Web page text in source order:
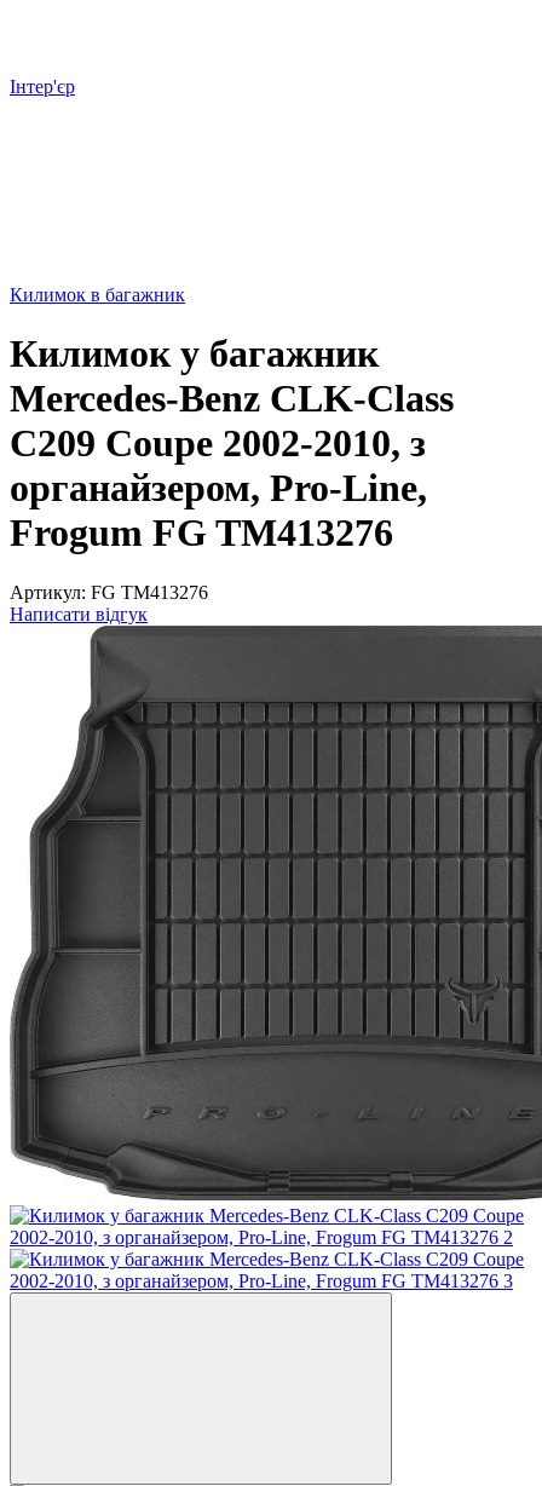
Інтер'єр
Килимок в багажник
Килимок у багажник
Mercedes-Benz CLK-Class
C209 Coupe 2002-2010, з
органайзером, Pro-Line,
Frogum FG TM413276
Артикул: FG TM413276
Написати відгук